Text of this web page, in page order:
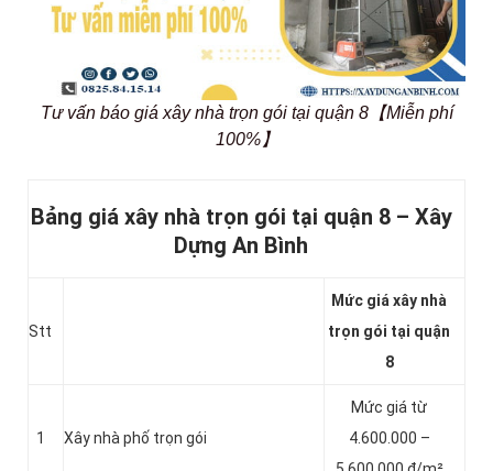
Tư vấn báo giá xây nhà trọn gói tại quận 8【Miễn phí
100%】
Bảng giá xây nhà trọn gói tại quận 8 – Xây
Dựng An Bình
Stt
Mức giá xây nhà
trọn gói tại quận
8
1 Xây nhà phố trọn gói
Mức giá từ
4.600.000 –